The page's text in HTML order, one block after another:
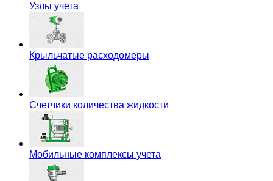
Узлы учета
Крыльчатые расходомеры
Счетчики количества жидкости
Мобильные комплексы учета